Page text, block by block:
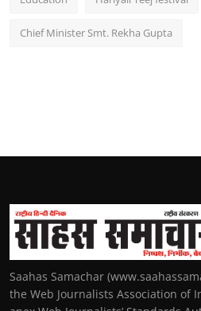
Chief Minister Smt. Rekha Gupta
Saahas Samachar
the Web Journalists Association of